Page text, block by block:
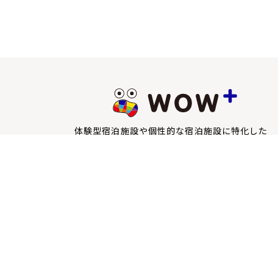
体験型宿泊施設や個性的な宿泊施設に特化した